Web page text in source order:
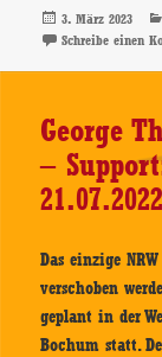
Veröffentlicht
am
3. März 2023
Schreibe einen
George
–
Das einzige
verschoben
geplant in der
Bochum statt.